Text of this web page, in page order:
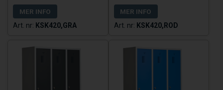
MER INFO
KSK420,GRA
MER INFO
KSK420,ROD